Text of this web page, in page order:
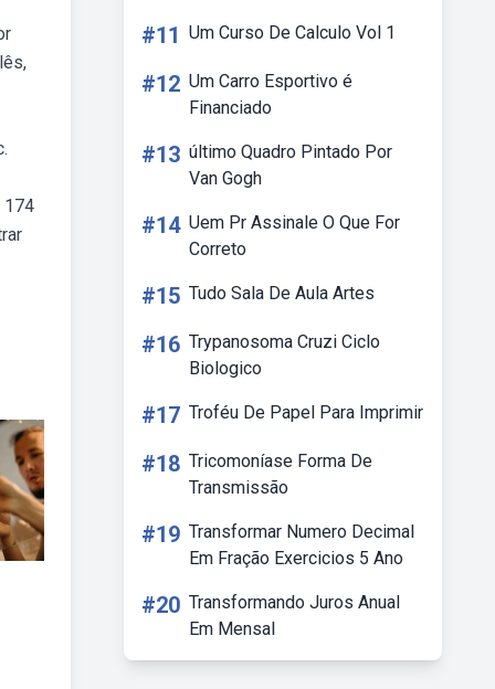
174
#11 Um Curso De Calculo Vol 1
#12 Um Carro Esportivo é
Financiado
#13 último Quadro Pintado Por
Van Gogh
#14 Uem Pr Assinale O Que For
Correto
#15 Tudo Sala De Aula Artes
#16 Trypanosoma Cruzi Ciclo
Biologico
#17 Troféu De Papel Para Imprimir
#18 Tricomoníase Forma De
Transmissão
#19 Transformar Numero Decimal
Em Fração Exercicios 5 Ano
#20 Transformando Juros Anual
Em Mensal